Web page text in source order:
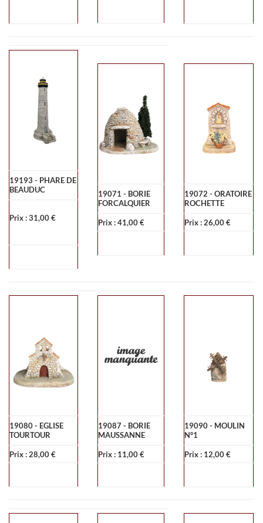
19193 - PHARE DE
BEAUDUC
Prix : 31,00 €
19071 - BORIE
FORCALQUIER
Prix : 41,00 €
19072 - ORATOIRE
ROCHETTE
Prix : 26,00 €
19080 - EGLISE
TOURTOUR
Prix : 28,00 €
19087 - BORIE
MAUSSANNE
Prix : 11,00 €
19090 - MOULIN
N°1
Prix : 12,00 €